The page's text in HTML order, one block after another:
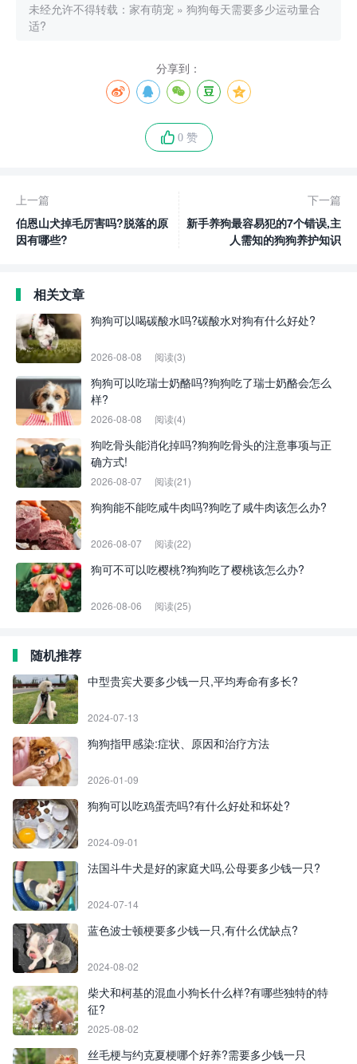
未经允许不得转载： 家有萌宠 » 狗狗每天需要多少运动量合
适?
分享到：
0 赞
上一篇
伯恩山犬掉毛厉害吗?脱落的原
因有哪些?
下一篇
新手养狗最容易犯的7个错误,主
人需知的狗狗养护知识
相关文章
狗狗可以喝碳酸水吗?碳酸水对狗有什么好处?
2026-08-08 阅读(3)
狗狗可以吃瑞士奶酪吗?狗狗吃了瑞士奶酪会怎么
样?
2026-08-08 阅读(4)
狗吃骨头能消化掉吗?狗狗吃骨头的注意事项与正
确方式!
2026-08-07 阅读(21)
狗狗能不能吃咸牛肉吗?狗吃了咸牛肉该怎么办?
2026-08-07 阅读(22)
狗可不可以吃樱桃?狗狗吃了樱桃该怎么办?
2026-08-06 阅读(25)
随机推荐
中型贵宾犬要多少钱一只,平均寿命有多长?
2024-07-13
狗狗指甲感染:症状、原因和治疗方法
2026-01-09
狗狗可以吃鸡蛋壳吗?有什么好处和坏处?
2024-09-01
法国斗牛犬是好的家庭犬吗,公母要多少钱一只?
2024-07-14
蓝色波士顿梗要多少钱一只,有什么优缺点?
2024-08-02
柴犬和柯基的混血小狗长什么样?有哪些独特的特
征?
2025-08-02
丝毛梗与约克夏梗哪个好养?需要多少钱一只